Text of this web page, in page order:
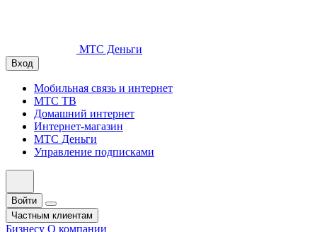
МТС Деньги
Вход
Мобильная связь и интернет
МТС ТВ
Домашний интернет
Интернет-магазин
МТС Деньги
Управление подписками
Войти
Частным клиентам
Бизнесу О компании